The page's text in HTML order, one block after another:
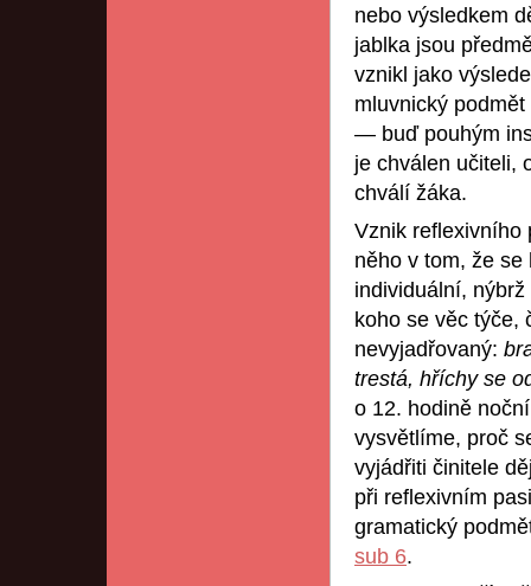
nebo výsledkem
jablka jsou
vznikl jako
mluvnický
— buď pouhým
je chválen učiteli,
chválí žáka.
Vznik reflexivního
něho v tom, že
individuální, nýbrž
koho se věc týče,
nevyjadřovaný:
trestá, hříchy se
o 12. hodině
vysvětlíme, proč
vyjádřiti činitele
při reflexivním
gramatický
sub 6.